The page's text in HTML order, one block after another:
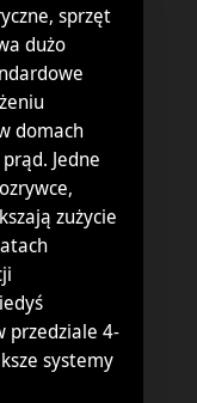
sprzęt
dużo
domach
Jedne
zużycie
przedziale 4-
systemy